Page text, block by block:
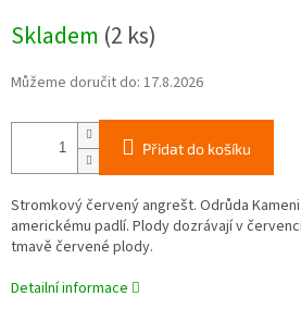
cena:
Skladem (2 ks)
Můžeme doručit do: 17.8.2026
Přidat do košíku
Stromkový červený angrešt. Odrůda
americkému padlí. Plody dozrávají v
tmavě červené plody.
Detailní informace